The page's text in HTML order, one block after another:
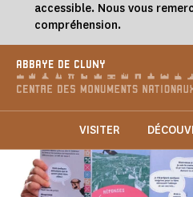
accessible. Nous vous
compréhension.
ABBAYE DE CLUNY
VISITER